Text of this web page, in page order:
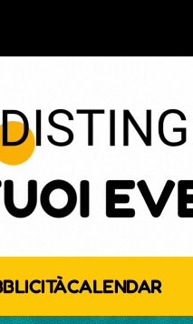
CALENDAR